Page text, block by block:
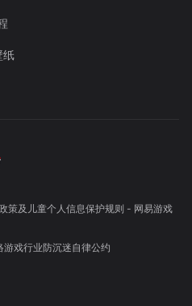
纸
策及儿童个人信息保护规则 - 网易游戏
游戏行业防沉迷自律公约